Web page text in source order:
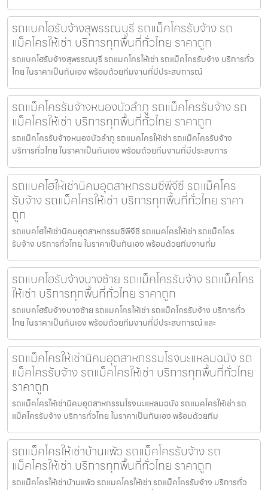
รถแบคโฮรับจ้างสุพรรณบุรี รถแม็คโครรับจ้าง รถ
แม็คโครให้เช่า บริการทุกพื้นที่ทั่วไทย ราคาถูก
รถแบคโฮรับจ้างสุพรรณบุรี รถแมคโครให้เช่า รถแม็คโครรับจ้าง บริการทั่ว
ไทย ในราคาเป็นกันเอง พร้อมด้วยทีมงานที่มีประสบการณ์
รถแม็คโครรับจ้างหนองบัวลำภู รถแม็คโครรับจ้าง รถ
แม็คโครให้เช่า บริการทุกพื้นที่ทั่วไทย ราคาถูก
รถแม็คโครรับจ้างหนองบัวลำภู รถแมคโครให้เช่า รถแม็คโครรับจ้าง
บริการทั่วไทย ในราคาเป็นกันเอง พร้อมด้วยทีมงานที่มีประสบการ
รถแบคโฮให้เช่านิคมอุตสาหกรรมซีพีจีซี รถแม็คโคร
รับจ้าง รถแม็คโครให้เช่า บริการทุกพื้นที่ทั่วไทย ราคา
ถูก
รถแบคโฮให้เช่านิคมอุตสาหกรรมซีพีจีซี รถแมคโครให้เช่า รถแม็คโคร
รับจ้าง บริการทั่วไทย ในราคาเป็นกันเอง พร้อมด้วยทีมงานที่ม
รถแบคโฮรับจ้างบางซ้าย รถแม็คโครรับจ้าง รถแม็คโคร
ให้เช่า บริการทุกพื้นที่ทั่วไทย ราคาถูก
รถแบคโฮรับจ้างบางซ้าย รถแมคโครให้เช่า รถแม็คโครรับจ้าง บริการทั่ว
ไทย ในราคาเป็นกันเอง พร้อมด้วยทีมงานที่มีประสบการณ์ และ
รถแม็คโครให้เช่านิคมอุตสาหกรรมโรจนะแหลมฉบัง รถ
แม็คโครรับจ้าง รถแม็คโครให้เช่า บริการทุกพื้นที่ทั่วไทย
ราคาถูก
รถแม็คโครให้เช่านิคมอุตสาหกรรมโรจนะแหลมฉบัง รถแมคโครให้เช่า รถ
แม็คโครรับจ้าง บริการทั่วไทย ในราคาเป็นกันเอง พร้อมด้วยทีม
รถแม็คโครให้เช่าบ้านแพ้ว รถแม็คโครรับจ้าง รถ
แม็คโครให้เช่า บริการทุกพื้นที่ทั่วไทย ราคาถูก
รถแม็คโครให้เช่าบ้านแพ้ว รถแมคโครให้เช่า รถแม็คโครรับจ้าง บริการทั่ว